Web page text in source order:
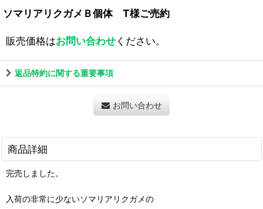
ソマリアリクガメＢ個体 T様ご売約
販売価格はお問い合わせください。
返品特約に関する重要事項
お問い合わせ
商品詳細
完売しました。
入荷の非常に少ないソマリアリクガメの